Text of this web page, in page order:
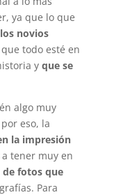
ya que lo que
novios
todo esté en
y que se
algo muy
eso, la
la impresión
tener muy en
fotos que
Para